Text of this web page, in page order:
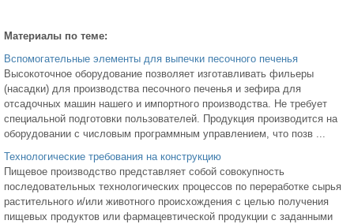
Материалы по теме:
Вспомогательные элементы для выпечки песочного печенья
Высокоточное оборудование позволяет изготавливать фильеры
(насадки) для производства песочного печенья и зефира для
отсадочных машин нашего и импортного производства. Не требует
специальной подготовки пользователей. Продукция производится на
оборудовании с числовым программным управлением, что позв ...
Технологические требования на конструкцию
Пищевое производство представляет собой совокупность
последовательных технологических процессов по переработке сырья
растительного и/или животного происхождения с целью получения
пищевых продуктов или фармацевтической продукции с заданными